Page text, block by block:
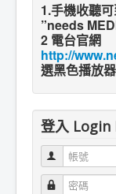
1.手機收聽
”needs
2 電台官網
http://
選黑色播放器
登入 Login
帳號
密碼